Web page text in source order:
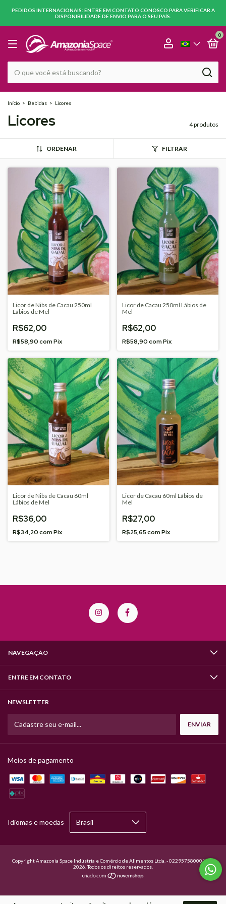
PEDIDOS INTERNACIONAIS: ENTRE EM CONTATO CONOSCO PARA VERIFICAR A
DISPONIBILIDADE DE ENVIO PARA O SEU PAÍS.
0
Início > Bebidas > Licores
Licores 4 produtos
ORDENAR FILTRAR
Licor de Nibs de Cacau 250ml
Lábios de Mel
R$62,00
R$58,90comPix
Licor de Cacau 250ml Lábios de
Mel
R$62,00
R$58,90comPix
Licor de Nibs de Cacau 60ml
Lábios de Mel
R$36,00
R$34,20comPix
Licor de Cacau 60ml Lábios de
Mel
R$27,00
R$25,65comPix
NAVEGAÇÃO
ENTRE EM CONTATO
NEWSLETTER
Meios de pagamento
Idiomas e moedas
Copyright Amazonia Space Indústria e Comércio de Alimentos Ltda. - 02295758000120 -
2026. Todos os direitos reservados.